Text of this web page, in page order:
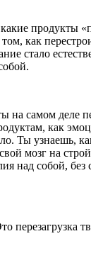
продукты
как
стало
на самом деле
как
Ты узнаешь,
мозг на
ия над собой, без
перезагрузка